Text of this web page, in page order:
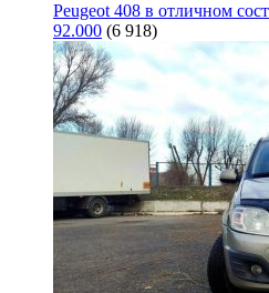
Peugeot 408 в отличном
92.000 (6 918)